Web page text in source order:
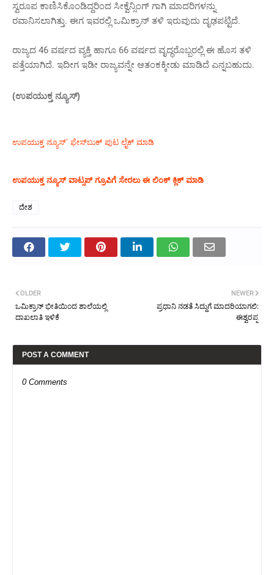
ಸ್ವರೂಪ ಕಾಣಿಸಿಕೊಂಡಿದ್ದರಿಂದ ಸೀಕ್ವೆನ್ಸಿಂಗ್ ಗಾಗಿ ಮಾದರಿಗಳನ್ನು
ರವಾನಿಸಲಾಗಿತ್ತು. ಈಗ ಇವರಲ್ಲಿ ಒಮಿಕ್ರಾನ್ ತಳಿ ಇರುವುದು ದೃಢಪಟ್ಟಿದೆ.
ರಾಜ್ಯದ 46 ವರ್ಷದ ವ್ಯಕ್ತಿ ಹಾಗೂ 66 ವರ್ಷದ ವೃದ್ಧರೊಬ್ಬರಲ್ಲಿ ಈ ಹೊಸ ತಳಿ
ಪತ್ತೆಯಾಗಿದೆ. ಇದೀಗ ಇಡೀ ರಾಜ್ಯವನ್ನೇ ಆತಂಕಕ್ಕೀಡು ಮಾಡಿದೆ ಎನ್ನಬಹುದು.
(ಉಪಯುಕ್ತ ನ್ಯೂಸ್)
ಉಪಯುಕ್ತ ನ್ಯೂಸ್‌’ ಫೇಸ್‌ಬುಕ್ ಪುಟ ಲೈಕ್ ಮಾಡಿ
ಉಪಯುಕ್ತ ನ್ಯೂಸ್‌ ವಾಟ್ಸಪ್‌ ಗ್ರೂಪಿಗೆ ಸೇರಲು ಈ ಲಿಂಕ್ ಕ್ಲಿಕ್ ಮಾಡಿ
ದೇಶ
NEWER
ಪ್ರಧಾನಿ ನಡತೆ ಸಿದ್ದುಗೆ ಮಾದರಿಯಾಗಲಿ:
ಈಶ್ವರಪ್ಪ
OLDER
ಒಮಿಕ್ರಾನ್ ಭೀತಿಯಿಂದ ಶಾಲೆಯಲ್ಲಿ
ದಾಖಲಾತಿ ಇಳಿಕೆ
POST A COMMENT
0 Comments